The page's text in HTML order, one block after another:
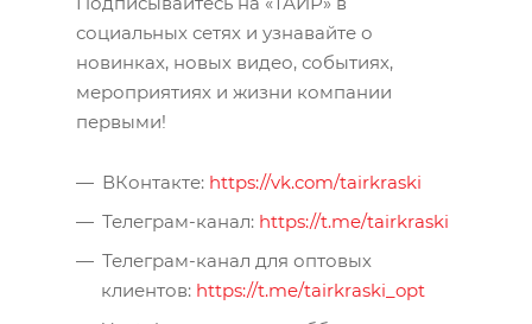
социальных сетях и узнавайте о
новинках, новых видео, событиях,
мероприятиях и жизни компании
первыми!
ВКонтакте: https://vk.com/tairkraski
Телеграм-канал: https://t.me/tairkraski
Телеграм-канал для оптовых
клиентов: https://t.me/tairkraski_opt